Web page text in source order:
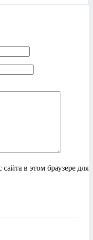
в этом браузере для